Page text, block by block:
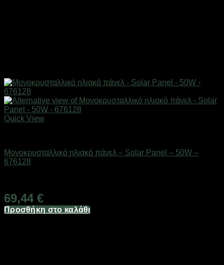
Quick View
Μονοκρυσταλλικό ηλιακό πάνελ – Solar Panel – 50W –
676128
69,44 €
Προσθήκη στο καλάθι